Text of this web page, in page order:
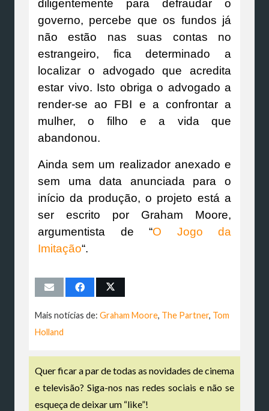
diligentemente para defraudar o
governo, percebe que os fundos já
não estão nas suas contas no
estrangeiro, fica determinado a
localizar o advogado que acredita
estar vivo. Isto obriga o advogado a
render-se ao FBI e a confrontar a
mulher, o filho e a vida que
abandonou.
Ainda sem um realizador anexado e
sem uma data anunciada para o
início da produção, o projeto está a
ser escrito por Graham Moore,
argumentista de “O Jogo da
Imitação“.
Mais notícias de: Graham Moore, The Partner, Tom
Holland
Quer ficar a par de todas as novidades de cinema
e televisão? Siga-nos nas redes sociais e não se
esqueça de deixar um “like”!